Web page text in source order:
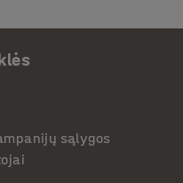
sąlygos